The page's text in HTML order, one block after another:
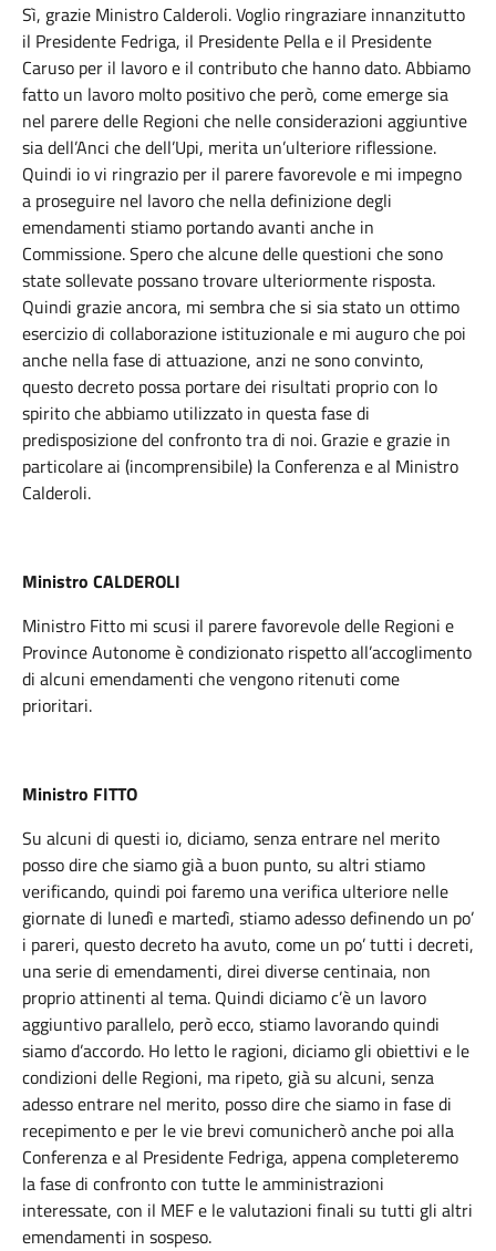
Sì, grazie Ministro Calderoli. Voglio ringraziare innanzitutto
il Presidente Fedriga, il Presidente Pella e il Presidente
Caruso per il lavoro e il contributo che hanno dato. Abbiamo
fatto un lavoro molto positivo che però, come emerge sia
nel parere delle Regioni che nelle considerazioni aggiuntive
sia dell’Anci che dell’Upi, merita un’ulteriore riflessione.
Quindi io vi ringrazio per il parere favorevole e mi impegno
a proseguire nel lavoro che nella definizione degli
emendamenti stiamo portando avanti anche in
Commissione. Spero che alcune delle questioni che sono
state sollevate possano trovare ulteriormente risposta.
Quindi grazie ancora, mi sembra che si sia stato un ottimo
esercizio di collaborazione istituzionale e mi auguro che poi
anche nella fase di attuazione, anzi ne sono convinto,
questo decreto possa portare dei risultati proprio con lo
spirito che abbiamo utilizzato in questa fase di
predisposizione del confronto tra di noi. Grazie e grazie in
particolare ai (incomprensibile) la Conferenza e al Ministro
Calderoli.
Ministro CALDEROLI
Ministro Fitto mi scusi il parere favorevole delle Regioni e
Province Autonome è condizionato rispetto all’accoglimento
di alcuni emendamenti che vengono ritenuti come
prioritari.
Ministro FITTO
Su alcuni di questi io, diciamo, senza entrare nel merito
posso dire che siamo già a buon punto, su altri stiamo
verificando, quindi poi faremo una verifica ulteriore nelle
giornate di lunedì e martedì, stiamo adesso definendo un po’
i pareri, questo decreto ha avuto, come un po’ tutti i decreti,
una serie di emendamenti, direi diverse centinaia, non
proprio attinenti al tema. Quindi diciamo c’è un lavoro
aggiuntivo parallelo, però ecco, stiamo lavorando quindi
siamo d’accordo. Ho letto le ragioni, diciamo gli obiettivi e le
condizioni delle Regioni, ma ripeto, già su alcuni, senza
adesso entrare nel merito, posso dire che siamo in fase di
recepimento e per le vie brevi comunicherò anche poi alla
Conferenza e al Presidente Fedriga, appena completeremo
la fase di confronto con tutte le amministrazioni
interessate, con il MEF e le valutazioni finali su tutti gli altri
emendamenti in sospeso.